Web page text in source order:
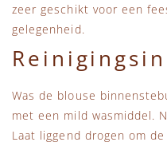
zeer geschikt voor een
gelegenheid.
Was de blouse
met een mild wasmiddel.
Laat liggend drogen om